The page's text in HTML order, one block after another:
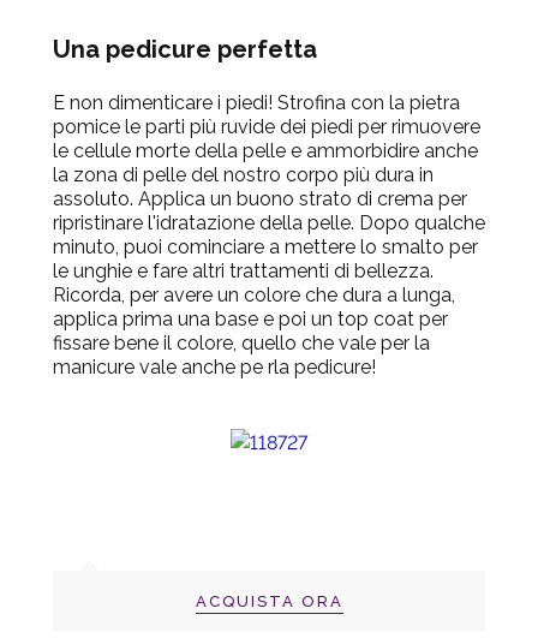
Una pedicure perfetta
E non dimenticare i piedi! Strofina con la pietra
pomice le parti più ruvide dei piedi per rimuovere
le cellule morte della pelle e ammorbidire anche
la zona di pelle del nostro corpo più dura in
assoluto. Applica un buono strato di crema per
ripristinare l'idratazione della pelle. Dopo qualche
minuto, puoi cominciare a mettere lo smalto per
le unghie e fare altri trattamenti di bellezza.
Ricorda, per avere un colore che dura a lunga,
applica prima una base e poi un top coat per
fissare bene il colore, quello che vale per la
manicure vale anche pe rla pedicure!
ACQUISTA ORA